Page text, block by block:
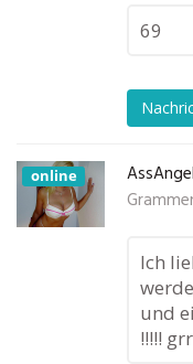
69
online
Ich
und
!!!!!